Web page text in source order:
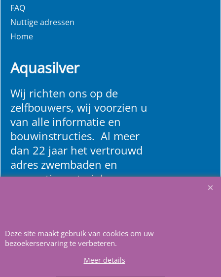
FAQ
Nuttige adressen
Home
Aquasilver
Wij richten ons op de
zelfbouwers, wij voorzien u
van alle informatie en
bouwinstructies. Al meer
dan 22 jaar het vertrouwd
adres zwembaden en
renovatie materialen.
Deze site maakt gebruik van cookies om uw
bezoekerservaring te verbeteren.
Meer details